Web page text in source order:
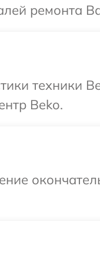
ремонта
техники
Beko.